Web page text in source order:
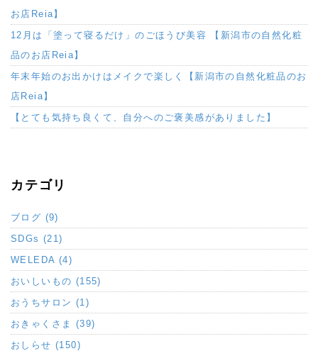
お店Reia】
12月は「塗って寝るだけ」のごほうび美容 【新潟市の自然化粧
品のお店Reia】
年末年始のお出かけはメイクで楽しく【新潟市の自然化粧品のお
店Reia】
【とても気持ち良くて、自分へのご褒美感がありました】
カテゴリ
ブログ (9)
SDGs (21)
WELEDA (4)
おいしいもの (155)
おうちサロン (1)
おきゃくさま (39)
おしらせ (150)